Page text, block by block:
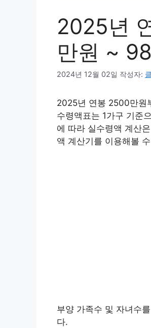
2025년
만원 ~
2024년 12월 02일 작성자:
2025년 연봉 2500만원
수령액표는 1가구 기준
에 따라 실수령액 계산
액 계산기를 이용해볼
부양 가족수 및 자녀수
다.